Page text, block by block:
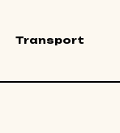
Transport